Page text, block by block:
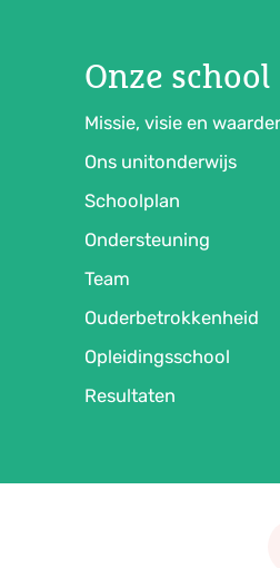
Onze school
Missie, visie en
Ons unitonderwijs
Schoolplan
Ondersteuning
Team
Ouderbetrokkenheid
Opleidingsschool
Resultaten